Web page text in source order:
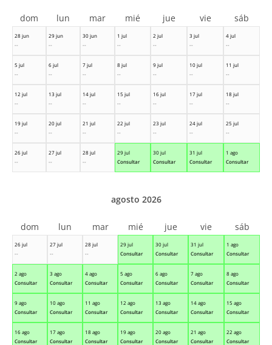
28 jun
--
29 jun
--
30 jun
--
1 jul
--
2 jul
--
3 jul
--
4 jul
--
5 jul
--
6 jul
--
7 jul
--
8 jul
--
9 jul
--
10 jul
--
11 jul
--
12 jul
--
13 jul
--
14 jul
--
15 jul
--
16 jul
--
17 jul
--
18 jul
--
19 jul
--
20 jul
--
21 jul
--
22 jul
--
23 jul
--
24 jul
--
25 jul
--
26 jul
--
27 jul
--
28 jul
--
29 jul
Consultar
30 jul
Consultar
31 jul
Consultar
1 ago
Consultar
dom lun mar mié jue vie sáb
26 jul
--
27 jul
--
28 jul
--
29 jul
Consultar
30 jul
Consultar
31 jul
Consultar
1 ago
Consultar
2 ago
Consultar
3 ago
Consultar
4 ago
Consultar
5 ago
Consultar
6 ago
Consultar
7 ago
Consultar
8 ago
Consultar
9 ago
Consultar
10 ago
Consultar
11 ago
Consultar
12 ago
Consultar
13 ago
Consultar
14 ago
Consultar
15 ago
Consultar
16 ago
Consultar
17 ago
Consultar
18 ago
Consultar
19 ago
Consultar
20 ago
Consultar
21 ago
Consultar
22 ago
Consultar
agosto 2026
dom lun mar mié jue vie sáb